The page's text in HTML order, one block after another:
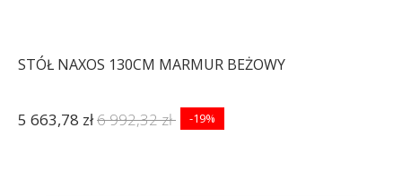
STÓŁ NAXOS 130CM MARMUR BEŻOWY
5 663,78 zł6 992,32 zł -19%